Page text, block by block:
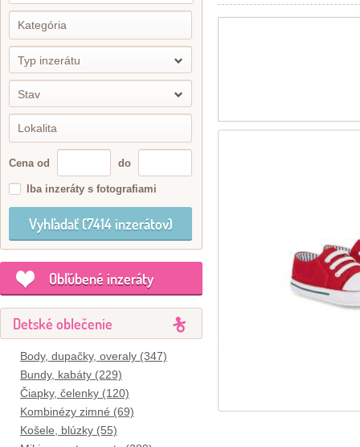
Typ inzerátu
Stav
Cena od do
Iba inzeráty s fotografiami
Obľúbené inzeráty
Detské oblečenie
Body, dupačky, overaly (347)
Bundy, kabáty (229)
Čiapky, čelenky (120)
Kombinézy zimné (69)
Košele, blúzky (55)